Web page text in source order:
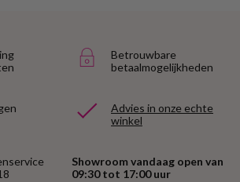
Betrouwbare
betaalmogelijkheden
Advies in onze echte
winkel
Showroom vandaag open van
09:30 tot 17:00 uur